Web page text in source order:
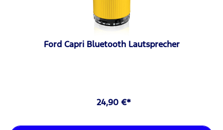
Ford Capri Bluetooth Lautsprecher
24,90 €*